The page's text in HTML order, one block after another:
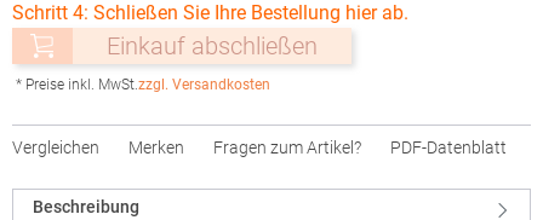
Schritt 4: Schließen Sie Ihre Bestellung hier ab.
Einkauf abschließen
* Preise inkl. MwSt.zzgl. Versandkosten
Vergleichen Merken Fragen zum Artikel? PDF-Datenblatt
Beschreibung